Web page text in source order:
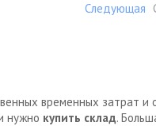
Следующая
временных затрат и
нужно купить склад.